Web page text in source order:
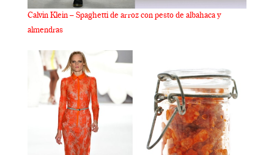
Calvin Klein – Spaghetti de arroz con pesto de albahaca y
almendras